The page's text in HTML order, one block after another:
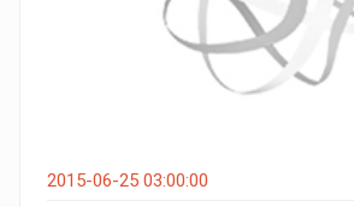
2015-06-25 03:00:00